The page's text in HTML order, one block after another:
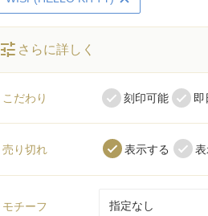
tune さらに詳しく
こだわり 刻印可能 即
売り切れ 表示する
モチーフ